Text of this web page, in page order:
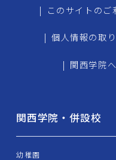
| このサイトのご
| 個人情報の取
| 関西学院
関西学院・併設校
幼稚園